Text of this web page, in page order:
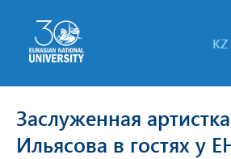
KZ
Заслуженная
Ильясова в гостях у